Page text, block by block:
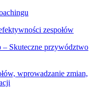
zespołów
– Skuteczne przywództwo
wprowadzanie zmian,